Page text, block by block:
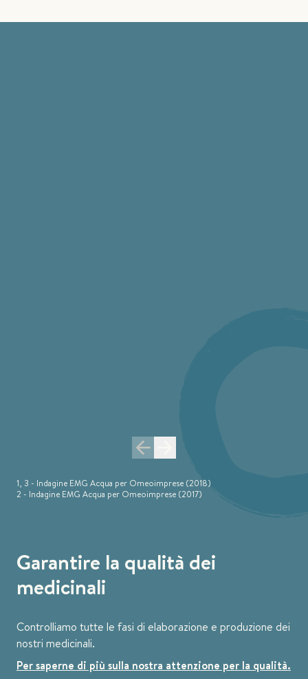
1, 3 - Indagine EMG Acqua per Omeoimprese (2018)
2 - Indagine EMG Acqua per Omeoimprese (2017)
Garantire la qualità dei
medicinali
Controlliamo tutte le fasi di elaborazione e produzione dei
nostri medicinali.
Per saperne di più sulla nostra attenzione per la qualità.